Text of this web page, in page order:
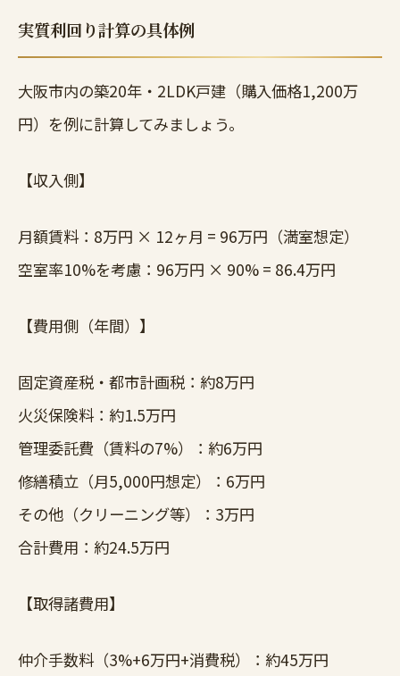
実質利回り計算の具体例
大阪市内の築20年・2LDK戸建（購入価格1,200万
円）を例に計算してみましょう。
【収入側】
月額賃料：8万円 × 12ヶ月 = 96万円（満室想定）
空室率10%を考慮：96万円 × 90% = 86.4万円
【費用側（年間）】
固定資産税・都市計画税：約8万円
火災保険料：約1.5万円
管理委託費（賃料の7%）：約6万円
修繕積立（月5,000円想定）：6万円
その他（クリーニング等）：3万円
合計費用：約24.5万円
【取得諸費用】
仲介手数料（3%+6万円+消費税）：約45万円